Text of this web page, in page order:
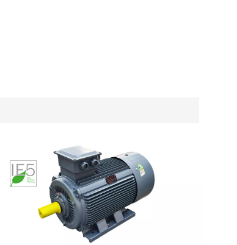
Mô Tơ Điện 3 pha